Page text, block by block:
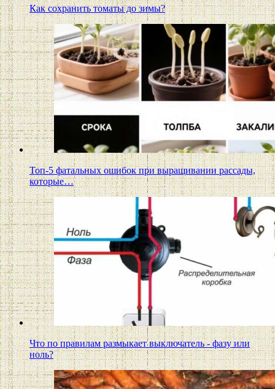
Как сохранить томаты до зимы?
Топ-5 фатальных ошибок при выращивании рассады,
которые…
Что по правилам размыкает выключатель - фазу или
ноль?